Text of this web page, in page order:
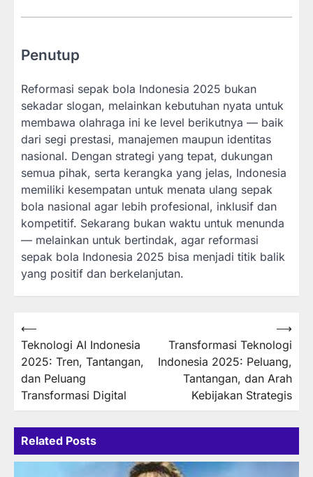
Penutup
Reformasi sepak bola Indonesia 2025 bukan
sekadar slogan, melainkan kebutuhan nyata untuk
membawa olahraga ini ke level berikutnya — baik
dari segi prestasi, manajemen maupun identitas
nasional. Dengan strategi yang tepat, dukungan
semua pihak, serta kerangka yang jelas, Indonesia
memiliki kesempatan untuk menata ulang sepak
bola nasional agar lebih profesional, inklusif dan
kompetitif. Sekarang bukan waktu untuk menunda
— melainkan untuk bertindak, agar reformasi
sepak bola Indonesia 2025 bisa menjadi titik balik
yang positif dan berkelanjutan.
Post
navigation
⟵
Teknologi AI Indonesia
2025: Tren, Tantangan,
dan Peluang
Transformasi Digital
Transformasi Teknologi
Indonesia 2025: Peluang,
Tantangan, dan Arah
Kebijakan Strategis
⟶
Related Posts